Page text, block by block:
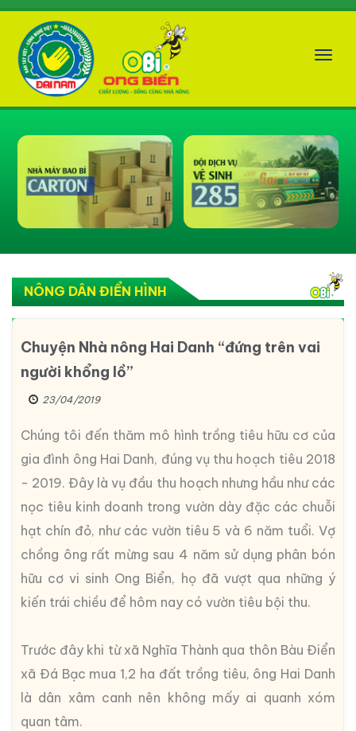
NÔNG DÂN ĐIỂN HÌNH
Chuyện Nhà nông Hai Danh “đứng trên vai
người khổng lồ”
23/04/2019
Chúng tôi đến thăm mô hình trồng tiêu hữu cơ của
gia đình ông Hai Danh, đúng vụ thu hoạch tiêu 2018
- 2019. Đây là vụ đầu thu hoạch nhưng hầu như các
nọc tiêu kinh doanh trong vườn dày đặc các chuỗi
hạt chín đỏ, như các vườn tiêu 5 và 6 năm tuổi. Vợ
chồng ông rất mừng sau 4 năm sử dụng phân bón
hữu cơ vi sinh Ong Biển, họ đã vượt qua những ý
kiến trái chiều để hôm nay có vườn tiêu bội thu.
Trước đây khi từ xã Nghĩa Thành qua thôn Bàu Điển
xã Đá Bạc mua 1,2 ha đất trồng tiêu, ông Hai Danh
là dân xâm canh nên không mấy ai quanh xóm
quan tâm.